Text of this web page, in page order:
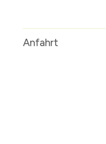
Anfahrt